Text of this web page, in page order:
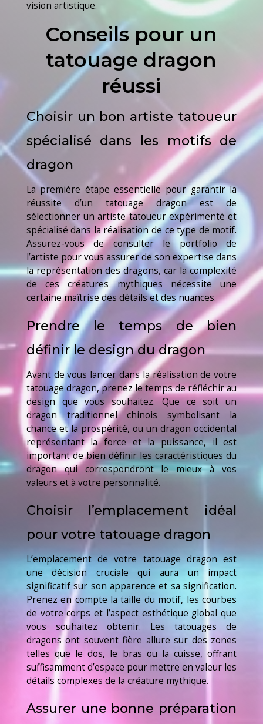
vision artistique.
Conseils pour un
tatouage dragon
réussi
Choisir un bon artiste tatoueur
spécialisé dans les motifs de
dragon
La première étape essentielle pour garantir la
réussite d’un tatouage dragon est de
sélectionner un artiste tatoueur expérimenté et
spécialisé dans la réalisation de ce type de motif.
Assurez-vous de consulter le portfolio de
l’artiste pour vous assurer de son expertise dans
la représentation des dragons, car la complexité
de ces créatures mythiques nécessite une
certaine maîtrise des détails et des nuances.
Prendre le temps de bien
définir le design du dragon
Avant de vous lancer dans la réalisation de votre
tatouage dragon, prenez le temps de réfléchir au
design que vous souhaitez. Que ce soit un
dragon traditionnel chinois symbolisant la
chance et la prospérité, ou un dragon occidental
représentant la force et la puissance, il est
important de bien définir les caractéristiques du
dragon qui correspondront le mieux à vos
valeurs et à votre personnalité.
Choisir l’emplacement idéal
pour votre tatouage dragon
L’emplacement de votre tatouage dragon est
une décision cruciale qui aura un impact
significatif sur son apparence et sa signification.
Prenez en compte la taille du motif, les courbes
de votre corps et l’aspect esthétique global que
vous souhaitez obtenir. Les tatouages de
dragons ont souvent fière allure sur des zones
telles que le dos, le bras ou la cuisse, offrant
suffisamment d’espace pour mettre en valeur les
détails complexes de la créature mythique.
Assurer une bonne préparation